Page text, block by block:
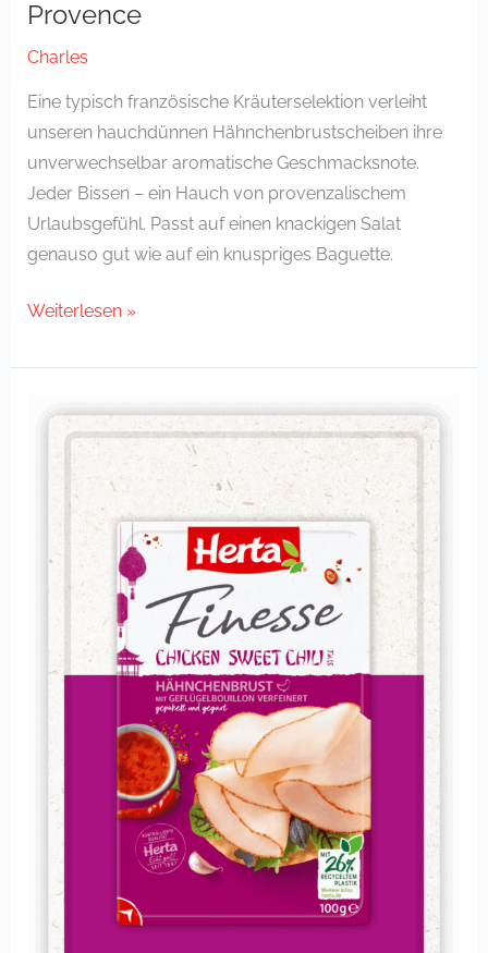
Provence
Charles
Eine typisch französische Kräuterselektion verleiht
unseren hauchdünnen Hähnchenbrustscheiben ihre
unverwechselbar aromatische Geschmacksnote.
Jeder Bissen – ein Hauch von provenzalischem
Urlaubsgefühl. Passt auf einen knackigen Salat
genauso gut wie auf ein knuspriges Baguette.
Weiterlesen »
Hähnchenbrust
Sweet
Chili
Style